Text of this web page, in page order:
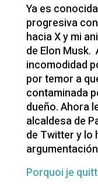
Ya es
progresiva
hacia X y mi
de Elon Musk.
incomodidad
por temor a
contaminada
dueño. Ahora
alcaldesa de
de Twitter y lo
Porquoi je